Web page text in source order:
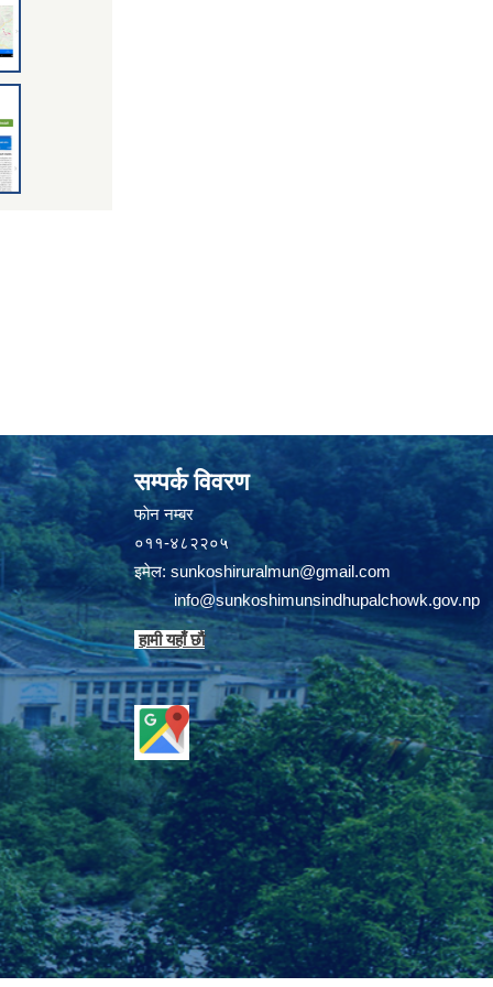
सम्पर्क विवरण
फाेन न‌‍‍‍‌‌म्बर
०११-४८२२०५
इमेल: sunkoshiruralmun@gmail.com
info@sunkoshimunsindhupalchowk.gov.np
हामी यहाँ छाै‌ं